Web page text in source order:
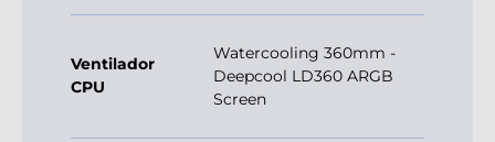
Ventilador
CPU
Watercooling 360mm -
Deepcool LD360 ARGB
Screen